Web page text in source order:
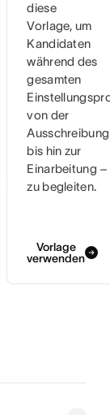
diese
Vorlage, um
Kandidaten
während des
gesamten
von der
Ausschreibung
bis hin zur
Einarbeitung –
zu begleiten.
Vorlage
verwenden